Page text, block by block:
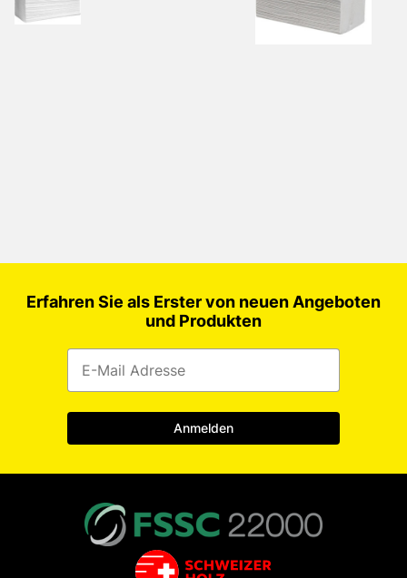
Erfahren Sie als Erster von neuen Angeboten
und Produkten
Anmelden